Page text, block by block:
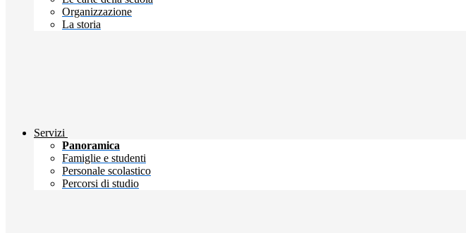
Organizzazione
La storia
Servizi
Panoramica
Famiglie e studenti
Personale scolastico
Percorsi di studio